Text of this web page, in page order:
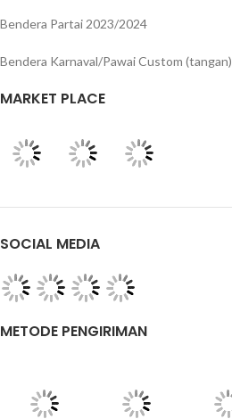
Bendera Partai 2023/2024
Bendera Karnaval/Pawai Custom (tangan)
MARKET PLACE
SOCIAL MEDIA
METODE PENGIRIMAN